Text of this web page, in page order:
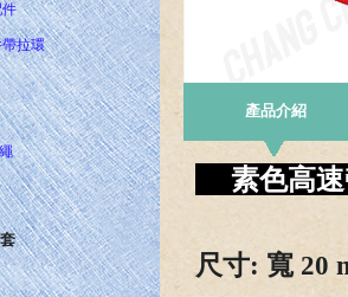
件
拉環
產品介紹
素色高
尺寸: 寬 20